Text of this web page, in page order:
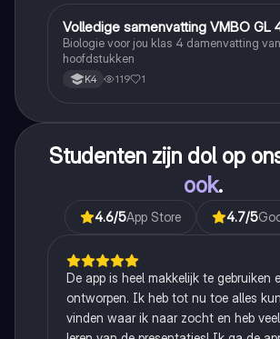
Biologie
Volledige samenvatting VMBO GL
Biologie voor jou klas 4 damenvatting
hoofdstukken
K4 119 1
Studenten zijn dol op
ook.
4.6/5App Store 4.7/5
De app is heel makkelijk te gebruiken
ontworpen. Ik heb tot nu toe alles
vinden waar ik naar zocht en heb